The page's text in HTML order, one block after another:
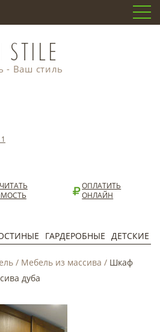
- Ваш стиль
ОПЛАТИТЬ
ОНЛАЙН
ГАРДЕРОБНЫЕ ДЕТСКИЕ
/ Мебель из массива / Шкаф
дуба